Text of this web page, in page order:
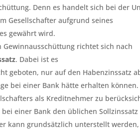
Denn es handelt sich bei der
Gesellschafter aufgrund seines
gewährt wird.
Gewinnausschüttung richtet sich nach
. Dabei ist es
geboten, nur auf den Habenzinssatz
bei einer Bank hätte erhalten
als Kreditnehmer zu
einer Bank den üblichen
kann grundsätzlich unterstellt